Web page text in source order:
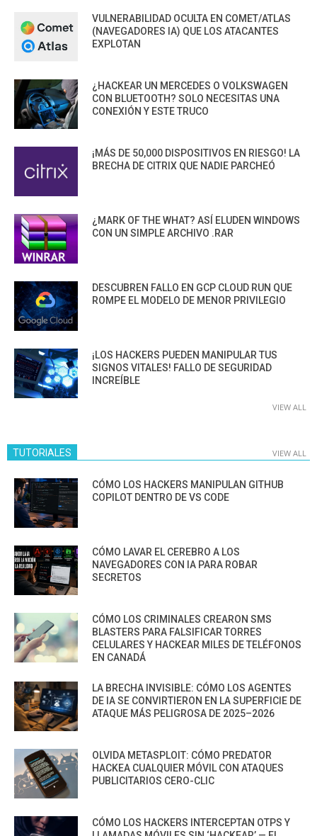
VULNERABILIDAD OCULTA EN COMET/ATLAS
(NAVEGADORES IA) QUE LOS ATACANTES
EXPLOTAN
¿HACKEAR UN MERCEDES O VOLKSWAGEN
CON BLUETOOTH? SOLO NECESITAS UNA
CONEXIÓN Y ESTE TRUCO
¡MÁS DE 50,000 DISPOSITIVOS EN RIESGO! LA
BRECHA DE CITRIX QUE NADIE PARCHEÓ
¿MARK OF THE WHAT? ASÍ ELUDEN WINDOWS
CON UN SIMPLE ARCHIVO .RAR
DESCUBREN FALLO EN GCP CLOUD RUN QUE
ROMPE EL MODELO DE MENOR PRIVILEGIO
¡LOS HACKERS PUEDEN MANIPULAR TUS
SIGNOS VITALES! FALLO DE SEGURIDAD
INCREÍBLE
VIEW ALL
TUTORIALES VIEW ALL
CÓMO LOS HACKERS MANIPULAN GITHUB
COPILOT DENTRO DE VS CODE
CÓMO LAVAR EL CEREBRO A LOS
NAVEGADORES CON IA PARA ROBAR
SECRETOS
CÓMO LOS CRIMINALES CREARON SMS
BLASTERS PARA FALSIFICAR TORRES
CELULARES Y HACKEAR MILES DE TELÉFONOS
EN CANADÁ
LA BRECHA INVISIBLE: CÓMO LOS AGENTES
DE IA SE CONVIRTIERON EN LA SUPERFICIE DE
ATAQUE MÁS PELIGROSA DE 2025–2026
OLVIDA METASPLOIT: CÓMO PREDATOR
HACKEA CUALQUIER MÓVIL CON ATAQUES
PUBLICITARIOS CERO-CLIC
CÓMO LOS HACKERS INTERCEPTAN OTPS Y